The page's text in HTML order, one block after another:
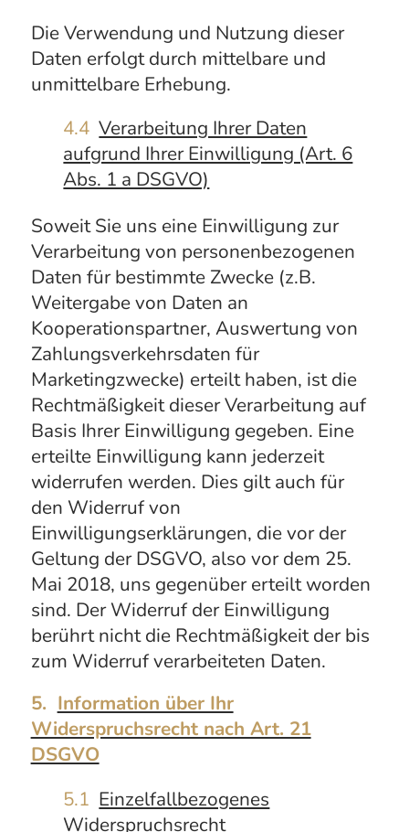
Die Verwendung und Nutzung dieser
Daten erfolgt durch mittelbare und
unmittelbare Erhebung.
4.4Verarbeitung Ihrer Daten
aufgrund Ihrer Einwilligung (Art. 6
Abs. 1 a DSGVO)
Soweit Sie uns eine Einwilligung zur
Verarbeitung von personenbezogenen
Daten für bestimmte Zwecke (z.B.
Weitergabe von Daten an
Kooperationspartner, Auswertung von
Zahlungsverkehrsdaten für
Marketingzwecke) erteilt haben, ist die
Rechtmäßigkeit dieser Verarbeitung auf
Basis Ihrer Einwilligung gegeben. Eine
erteilte Einwilligung kann jederzeit
widerrufen werden. Dies gilt auch für
den Widerruf von
Einwilligungserklärungen, die vor der
Geltung der DSGVO, also vor dem 25.
Mai 2018, uns gegenüber erteilt worden
sind. Der Widerruf der Einwilligung
berührt nicht die Rechtmäßigkeit der bis
zum Widerruf verarbeiteten Daten.
5. Information über Ihr
Widerspruchsrecht nach Art. 21
DSGVO
5.1 Einzelfallbezogenes
Widerspruchsrecht